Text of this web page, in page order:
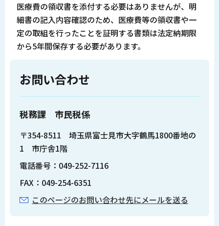
医療費の領収書を添付する必要はありませんが、明
細書の記入内容確認のため、医療費等の領収書や一
定の取組を行ったことを証明する書類は法定納期限
から5年間保存する必要があります。
お問い合わせ
税務課 市民税係
〒354-8511 埼玉県富士見市大字鶴馬1800番地の
1 市庁舎1階
電話番号：049-252-7116
FAX：049-254-6351
このページのお問い合わせ先にメールを送る